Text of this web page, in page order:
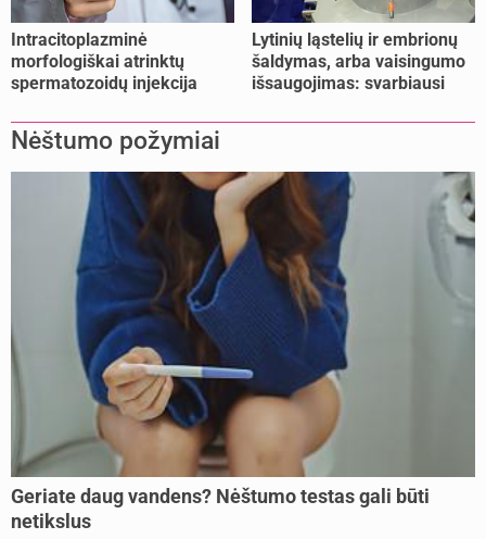
Intracitoplazminė
morfologiškai atrinktų
spermatozoidų injekcija
Lytinių ląstelių ir embrionų
šaldymas, arba vaisingumo
išsaugojimas: svarbiausi
Nėštumo požymiai
Geriate daug vandens? Nėštumo testas gali būti
netikslus